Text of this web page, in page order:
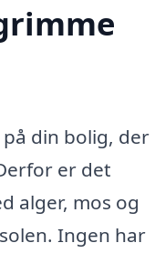
din bolig, der
er det
alger, mos og
Ingen har